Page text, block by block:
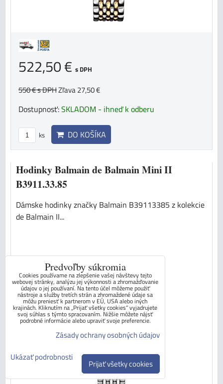
522,50 € s DPH
550 €s DPHZľava 27,50 €
Dostupnosť:SKLADOM - ihneď k odberu
ks DO KOŠÍKA
Hodinky Balmain de Balmain Mini II
B3911.33.85
Dámske hodinky značky Balmain B39113385 z kolekcie
de Balmain II...
Predvoľby súkromia
Cookies používame na zlepšenie vašej návštevy tejto
webovej stránky, analýzu jej výkonnosti a zhromažďovanie
údajov o jej používaní. Na tento účel môžeme použiť
nástroje a služby tretích strán a zhromaždené údaje sa
môžu preniesť k partnerom v EÚ, USA alebo iných
krajinách. Kliknutím na „Prijať všetky cookies“ vyjadrujete
svoj súhlas s týmto spracovaním. Nižšie môžete nájsť
podrobné informácie alebo upraviť svoje preferencie.
Zásady ochrany osobných údajov
Ukázať podrobnosti
Prijať všetky cookies